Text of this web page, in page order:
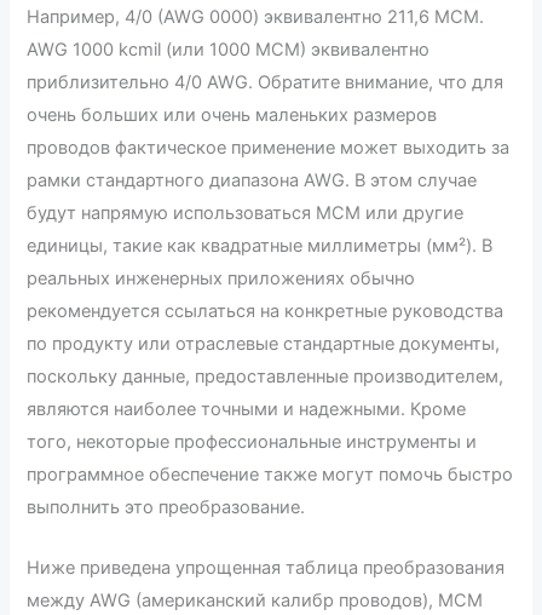
Например, 4/0 (AWG 0000) эквивалентно 211,6 MCM.
AWG 1000 kcmil (или 1000 MCM) эквивалентно
приблизительно 4/0 AWG. Обратите внимание, что для
очень больших или очень маленьких размеров
проводов фактическое применение может выходить за
рамки стандартного диапазона AWG. В этом случае
будут напрямую использоваться MCM или другие
единицы, такие как квадратные миллиметры (мм²). В
реальных инженерных приложениях обычно
рекомендуется ссылаться на конкретные руководства
по продукту или отраслевые стандартные документы,
поскольку данные, предоставленные производителем,
являются наиболее точными и надежными. Кроме
того, некоторые профессиональные инструменты и
программное обеспечение также могут помочь быстро
выполнить это преобразование.
Ниже приведена упрощенная таблица преобразования
между AWG (американский калибр проводов), MCM